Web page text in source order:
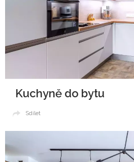
Kuchyně do bytu
Sdílet